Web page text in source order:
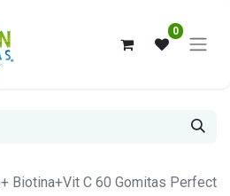
0
Biotina+Vit C 60 Gomitas Perfect